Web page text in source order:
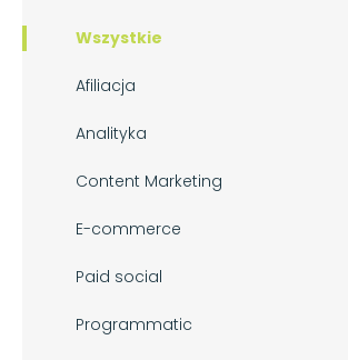
Wszystkie
Afiliacja
Analityka
Content Marketing
E-commerce
Paid social
Programmatic